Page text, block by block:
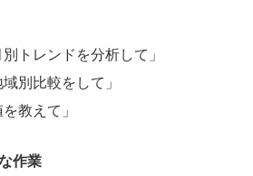
別トレンドを分析して」
別比較をして」
教えて」
作業